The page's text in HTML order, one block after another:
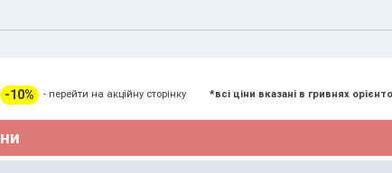
историю болезни, анализирует предварительные
-10% - перейти на акційну сторінку *всі ціни вказані в гривнях